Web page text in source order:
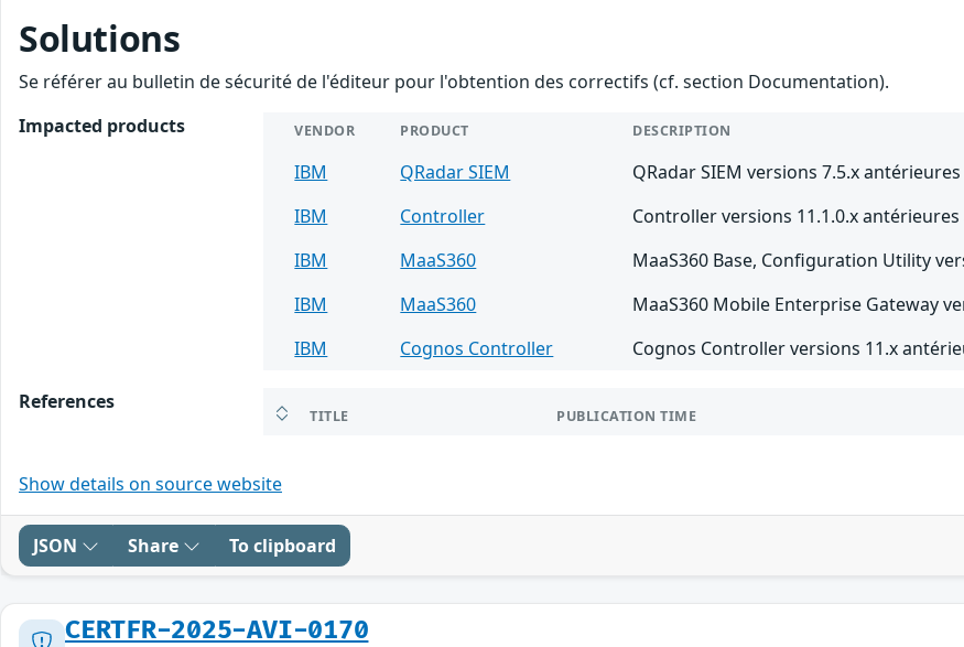
Solutions
Se référer au bulletin de sécurité de l'éditeur pour l'obtention des correctifs (cf. section Documentation).
Impacted products
VENDOR PRODUCT DESCRIPTION
IBM QRadar SIEM
QRadar SIEM versions 7.5.x antérieures
IBM
Controller
Controller versions 11.1.0.x antérieures
IBM
MaaS360
MaaS360 Base, Configuration Utility
IBM
MaaS360
MaaS360 Mobile Enterprise Gateway
IBM
Cognos Controller Cognos Controller versions 11.x
References
TITLE PUBLICATION TIME
Show details on source website
JSON Share To clipboard
CERTFR-2025-AVI-0170